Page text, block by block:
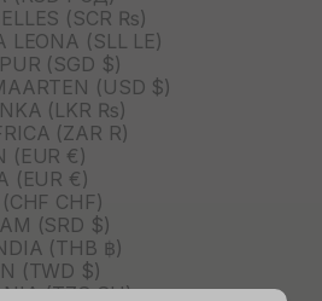
(SCR ₨)
LEONA (SLL LE)
(SGD $)
(USD $)
(LKR ₨)
(ZAR R)
(EUR €)
(EUR €)
CHF)
(SRD $)
(THB ฿)
(TWD $)
(TZS SH)